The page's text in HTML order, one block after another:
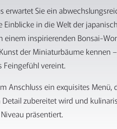
erwartet Sie ein
Einblicke in die Welt der
einem inspirierenden Bonsai-
der Miniaturbäume kennen
Feingefühl vereint.
Anschluss ein exquisites
zubereitet wird und
präsentiert.